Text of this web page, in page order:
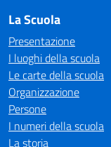
La Scuola
Presentazione
I luoghi della scuola
Le carte della scuola
Organizzazione
Persone
I numeri della scuola
La storia